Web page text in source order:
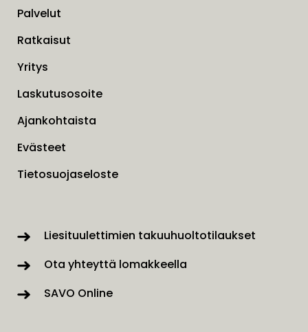
Palvelut
Ratkaisut
Yritys
Laskutusosoite
Ajankohtaista
Evästeet
Tietosuojaseloste
Liesituulettimien takuuhuoltotilaukset
Ota yhteyttä lomakkeella
SAVO Online